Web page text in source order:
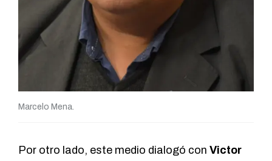
Marcelo Mena.
Por otro lado, este medio dialogó con Victor